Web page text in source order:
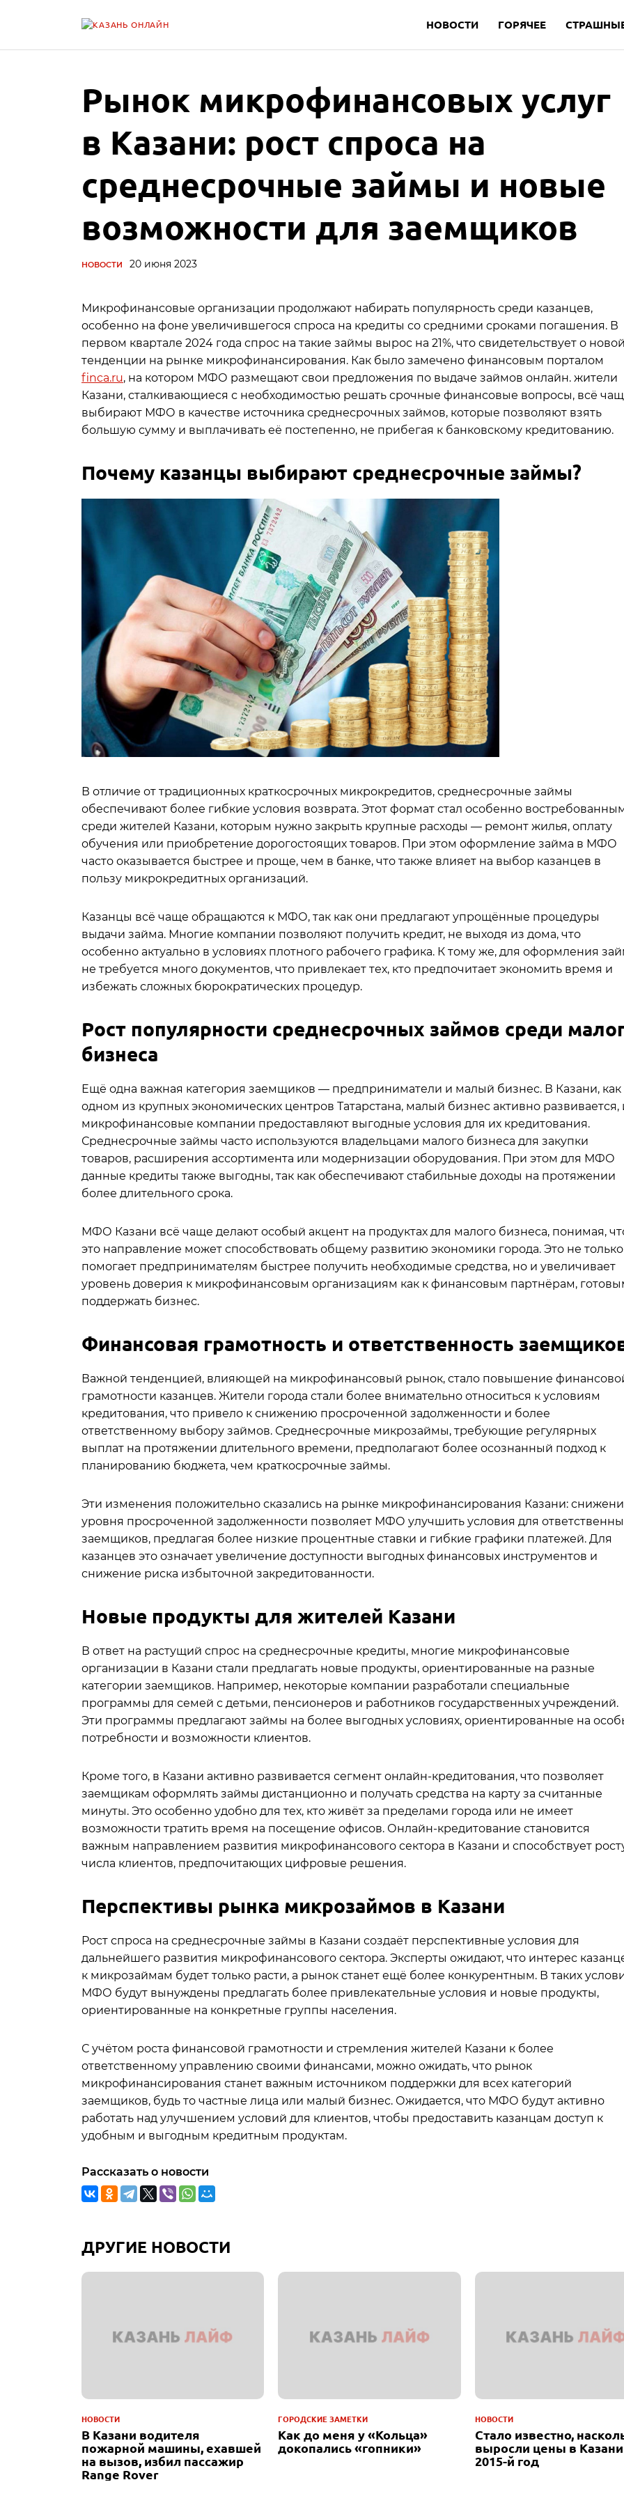
НОВОСТИ ГОРЯЧЕЕ
Рынок микрофинансовых услуг
в Казани: рост спроса на
среднесрочные займы и новые
возможности для заемщиков
НОВОСТИ 20 июня 2023
Микрофинансовые организации продолжают набирать популярность среди казанцев,
особенно на фоне увеличившегося спроса на кредиты со средними сроками погашения. В
первом квартале 2024 года спрос на такие займы вырос на 21%, что свидетельствует о
тенденции на рынке микрофинансирования. Как было замечено финансовым порталом
finca.ru, на котором МФО размещают свои предложения по выдаче займов онлайн. жители
Казани, сталкивающиеся с необходимостью решать срочные финансовые вопросы, всё
выбирают МФО в качестве источника среднесрочных займов, которые позволяют взять
большую сумму и выплачивать её постепенно, не прибегая к банковскому кредитованию.
Почему казанцы выбирают среднесрочные займы?
В отличие от традиционных краткосрочных микрокредитов, среднесрочные займы
обеспечивают более гибкие условия возврата. Этот формат стал особенно
среди жителей Казани, которым нужно закрыть крупные расходы — ремонт жилья, оплату
обучения или приобретение дорогостоящих товаров. При этом оформление займа в МФО
часто оказывается быстрее и проще, чем в банке, что также влияет на выбор казанцев в
пользу микрокредитных организаций.
Казанцы всё чаще обращаются к МФО, так как они предлагают упрощённые процедуры
выдачи займа. Многие компании позволяют получить кредит, не выходя из дома, что
особенно актуально в условиях плотного рабочего графика. К тому же, для оформления
не требуется много документов, что привлекает тех, кто предпочитает экономить время и
избежать сложных бюрократических процедур.
Рост популярности среднесрочных займов среди
бизнеса
Ещё одна важная категория заемщиков — предприниматели и малый бизнес. В Казани, как
одном из крупных экономических центров Татарстана, малый бизнес активно развивается,
микрофинансовые компании предоставляют выгодные условия для их кредитования.
Среднесрочные займы часто используются владельцами малого бизнеса для закупки
товаров, расширения ассортимента или модернизации оборудования. При этом для МФО
данные кредиты также выгодны, так как обеспечивают стабильные доходы на протяжении
более длительного срока.
МФО Казани всё чаще делают особый акцент на продуктах для малого бизнеса, понимая,
это направление может способствовать общему развитию экономики города. Это не только
помогает предпринимателям быстрее получить необходимые средства, но и увеличивает
уровень доверия к микрофинансовым организациям как к финансовым партнёрам,
поддержать бизнес.
Финансовая грамотность и ответственность
Важной тенденцией, влияющей на микрофинансовый рынок, стало повышение
грамотности казанцев. Жители города стали более внимательно относиться к условиям
кредитования, что привело к снижению просроченной задолженности и более
ответственному выбору займов. Среднесрочные микрозаймы, требующие регулярных
выплат на протяжении длительного времени, предполагают более осознанный подход к
планированию бюджета, чем краткосрочные займы.
Эти изменения положительно сказались на рынке микрофинансирования Казани:
уровня просроченной задолженности позволяет МФО улучшить условия для
заемщиков, предлагая более низкие процентные ставки и гибкие графики платежей. Для
казанцев это означает увеличение доступности выгодных финансовых инструментов и
снижение риска избыточной закредитованности.
Новые продукты для жителей Казани
В ответ на растущий спрос на среднесрочные кредиты, многие микрофинансовые
организации в Казани стали предлагать новые продукты, ориентированные на разные
категории заемщиков. Например, некоторые компании разработали специальные
программы для семей с детьми, пенсионеров и работников государственных учреждений.
Эти программы предлагают займы на более выгодных условиях, ориентированные на
потребности и возможности клиентов.
Кроме того, в Казани активно развивается сегмент онлайн-кредитования, что позволяет
заемщикам оформлять займы дистанционно и получать средства на карту за считанные
минуты. Это особенно удобно для тех, кто живёт за пределами города или не имеет
возможности тратить время на посещение офисов. Онлайн-кредитование становится
важным направлением развития микрофинансового сектора в Казани и способствует
числа клиентов, предпочитающих цифровые решения.
Перспективы рынка микрозаймов в Казани
Рост спроса на среднесрочные займы в Казани создаёт перспективные условия для
дальнейшего развития микрофинансового сектора. Эксперты ожидают, что интерес
к микрозаймам будет только расти, а рынок станет ещё более конкурентным. В таких
МФО будут вынуждены предлагать более привлекательные условия и новые продукты,
ориентированные на конкретные группы населения.
С учётом роста финансовой грамотности и стремления жителей Казани к более
ответственному управлению своими финансами, можно ожидать, что рынок
микрофинансирования станет важным источником поддержки для всех категорий
заемщиков, будь то частные лица или малый бизнес. Ожидается, что МФО будут активно
работать над улучшением условий для клиентов, чтобы предоставить казанцам доступ к
удобным и выгодным кредитным продуктам.
Рассказать о новости
ДРУГИЕ НОВОСТИ
НОВОСТИ
В Казани водителя
пожарной машины, ехавшей
на вызов, избил пассажир
Range Rover
ГОРОДСКИЕ ЗАМЕТКИ
Как до меня у «Кольца»
докопались «гопники»
НОВОСТИ
Стало известно,
выросли цены в Казани
2015-й год